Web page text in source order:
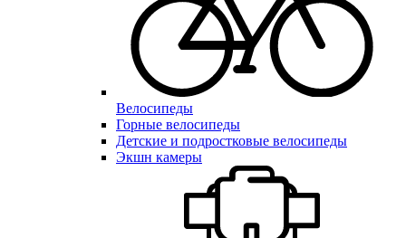
Велосипеды
Горные велосипеды
Детские и подростковые велосипеды
Экшн камеры